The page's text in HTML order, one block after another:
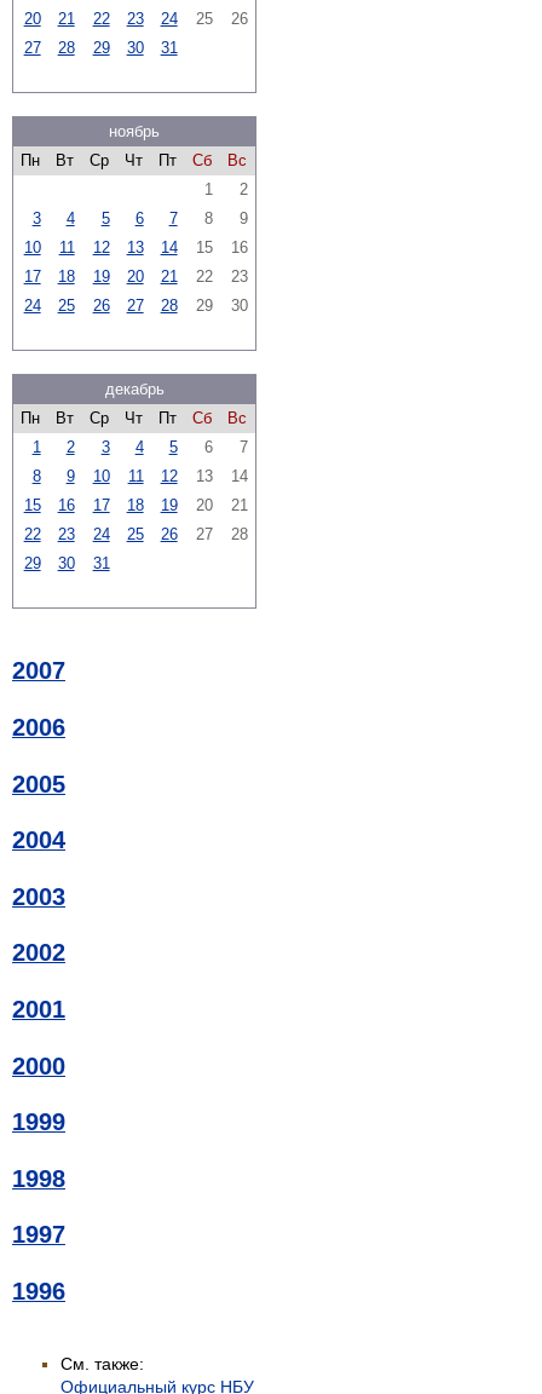
20
21 22 23 24 25
26
27
28 29 30 31
ноябрь
Пн
Вт Ср Чт Пт Сб
Вс
1
2
3
4 5 6 7 8
9
10
11 12 13 14 15
16
17
18 19 20 21 22
23
24
25 26 27 28 29 30
декабрь
Пн
Вт Ср Чт Пт Сб
Вс
1
2 3 4 5 6
7
8
9 10 11 12 13
14
15
16 17 18 19 20
21
22
23 24 25 26 27
28
29
30 31
2007
2006
2005
2004
2003
2002
2001
2000
1999
1998
1997
1996
См. также:
Официальный курс НБУ